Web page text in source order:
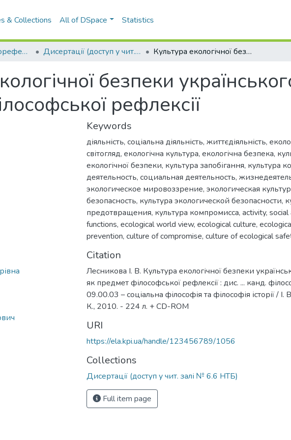
& Collections All of DSpace Statistics
Дисертації та автореферати Дисертації (доступ у чит. залі № 6.6 НТБ) Культура екологічної безпеки українського суспільства як предмет філософської рефлексії
безпеки
рефлексії
Keywords
діяльність, соціальна діяльність, життєдіяльність,
світогляд, екологічна культура, екологічна безпека,
екологічної безпеки, культура запобігання, культура
деятельность, социальная деятельность,
экологическое мировоззрение, экологическая
безопасность, культура экологической безопасности,
предотвращения, культура компромисса, activity, social
functions, ecological world view, ecological culture,
prevention, culture of compromise, culture of ecological
Citation
Лесникова І. В. Культура екологічної безпеки
як предмет філософської рефлексії : дис. ... канд.
09.00.03 – соціальна філософія та філософія історії /
К., 2010. - 224 л. + CD-ROM
URI
https://ela.kpi.ua/handle/123456789/1056
Collections
Дисертації (доступ у чит. залі № 6.6 НТБ)
Full item page